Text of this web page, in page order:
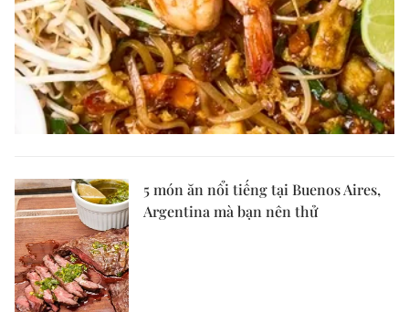
5 món ăn nổi tiếng tại Buenos Aires,
Argentina mà bạn nên thử